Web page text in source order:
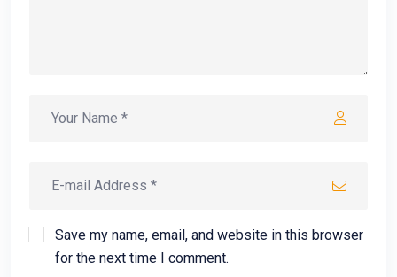
Save my name, email, and website in this browser
for the next time I comment.